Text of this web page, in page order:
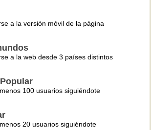
a la versión móvil de la página
a la web desde 3 países distintos
100 usuarios siguiéndote
20 usuarios siguiéndote